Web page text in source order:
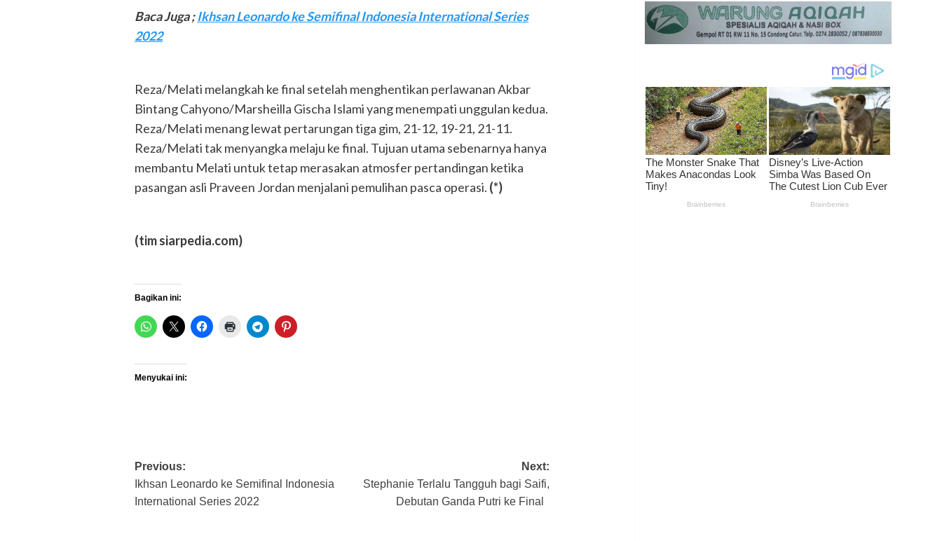
Baca Juga ;Ikhsan Leonardo ke Semifinal Indonesia International Series
2022
Reza/Melati melangkah ke final setelah menghentikan perlawanan Akbar
Bintang Cahyono/Marsheilla Gischa Islami yang menempati unggulan kedua.
Reza/Melati menang lewat pertarungan tiga gim, 21-12, 19-21, 21-11.
Reza/Melati tak menyangka melaju ke final. Tujuan utama sebenarnya hanya
membantu Melati untuk tetap merasakan atmosfer pertandingan ketika
pasangan asli Praveen Jordan menjalani pemulihan pasca operasi. (*)
(tim siarpedia.com)
Bagikan ini:
Menyukai ini:
Post
navigation
Previous:
Ikhsan Leonardo ke Semifinal Indonesia
International Series 2022
Next:
Stephanie Terlalu Tangguh bagi Saifi,
Debutan Ganda Putri ke Final